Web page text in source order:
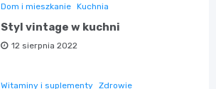
Dom i mieszkanie Kuchnia
Styl vintage w kuchni
12 sierpnia 2022
Witaminy i suplementy Zdrowie